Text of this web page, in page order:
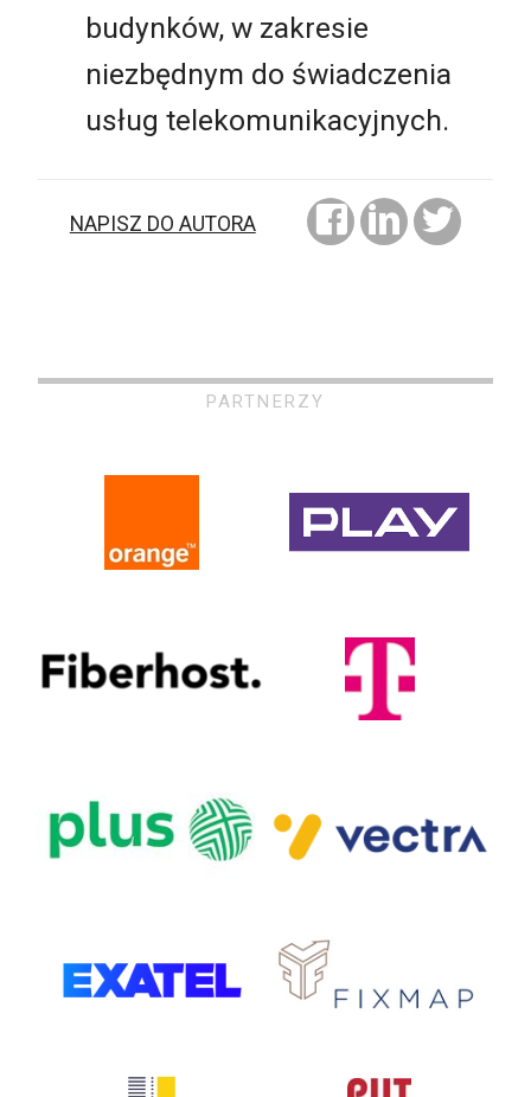
budynków, w zakresie
niezbędnym do świadczenia
usług telekomunikacyjnych.
NAPISZ DO AUTORA
PARTNERZY